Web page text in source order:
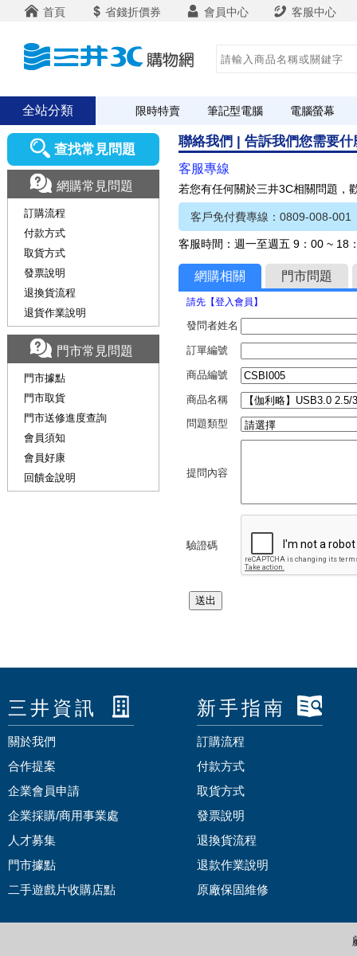
首頁 省錢折價券 會員中心 客服中心
全站分類 限時特賣 筆記型電腦 電腦螢幕
聯絡我們 | 告訴我們您需要什
客服專線
若您有任何關於三井3C相關問題，
客戶免付費專線：0809-008-001
客服時間：週一至週五 9：00 ~ 18
網購相關 門市問題
請先【登入會員】
發問者姓名
訂單編號
商品編號
商品名稱
問題類型
提問內容
驗證碼
查找常見問題
網購常見問題
訂購流程
付款方式
取貨方式
發票說明
退換貨流程
退貨作業說明
門市常見問題
門市據點
門市取貨
門市送修進度查詢
會員須知
會員好康
回饋金說明
三井資訊
關於我們
合作提案
企業會員申請
企業採購/商用事業處
人才募集
門市據點
二手遊戲片收購店點
新手指南
訂購流程
付款方式
取貨方式
發票說明
退換貨流程
退款作業說明
原廠保固維修